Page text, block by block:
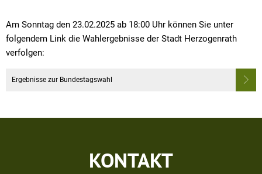
Am Sonntag den 23.02.2025 ab 18:00 Uhr können Sie unter
folgendem Link die Wahlergebnisse der Stadt Herzogenrath
verfolgen:
Ergebnisse zur Bundestagswahl
KONTAKT